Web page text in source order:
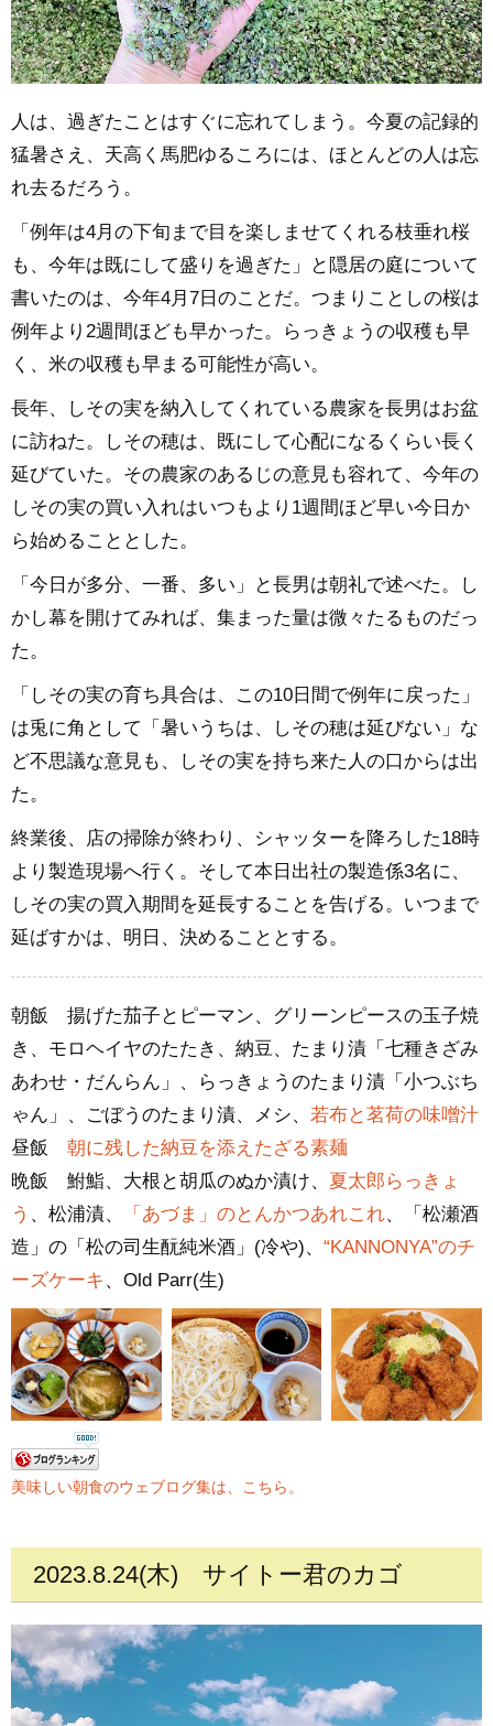
人は、過ぎたことはすぐに忘れてしまう。今夏の記録的
猛暑さえ、天高く馬肥ゆるころには、ほとんどの人は忘
れ去るだろう。
「例年は4月の下旬まで目を楽しませてくれる枝垂れ桜
も、今年は既にして盛りを過ぎた」と隠居の庭について
書いたのは、今年4月7日のことだ。つまりことしの桜は
例年より2週間ほども早かった。らっきょうの収穫も早
く、米の収穫も早まる可能性が高い。
長年、しその実を納入してくれている農家を長男はお盆
に訪ねた。しその穂は、既にして心配になるくらい長く
延びていた。その農家のあるじの意見も容れて、今年の
しその実の買い入れはいつもより1週間ほど早い今日か
ら始めることとした。
「今日が多分、一番、多い」と長男は朝礼で述べた。し
かし幕を開けてみれば、集まった量は微々たるものだっ
た。
「しその実の育ち具合は、この10日間で例年に戻った」
は兎に角として「暑いうちは、しその穂は延びない」な
ど不思議な意見も、しその実を持ち来た人の口からは出
た。
終業後、店の掃除が終わり、シャッターを降ろした18時
より製造現場へ行く。そして本日出社の製造係3名に、
しその実の買入期間を延長することを告げる。いつまで
延ばすかは、明日、決めることとする。
朝飯 揚げた茄子とピーマン、グリーンピースの玉子焼
き、モロヘイヤのたたき、納豆、たまり漬「七種きざみ
あわせ・だんらん」、らっきょうのたまり漬「小つぶち
ゃん」、ごぼうのたまり漬、メシ、 若布と茗荷の味噌汁
昼飯 朝に残した納豆を添えたざる素麺
晩飯 鮒鮨、大根と胡瓜のぬか漬け、 夏太郎らっきょ
う 、松浦漬、 「あづま」のとんかつあれこれ、「松瀬酒
造」の「松の司生酛純米酒」(冷や)、 “KANNONYA”のチ
ーズケーキ 、Old Parr(生)
美味しい朝食のウェブログ集は、こちら。
2023.8.24(木) サイトー君のカゴ